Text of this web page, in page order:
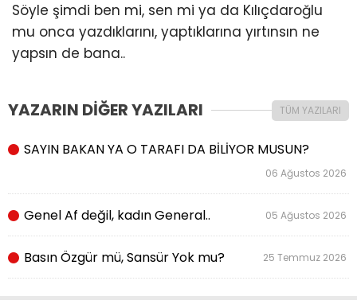
Söyle şimdi ben mi, sen mi ya da Kılıçdaroğlu
mu onca yazdıklarını, yaptıklarına yırtınsın ne
yapsın de bana..
YAZARIN DİĞER YAZILARI TÜM YAZILARI
SAYIN BAKAN YA O TARAFI DA BİLİYOR MUSUN?
06 Ağustos 2026
Genel Af değil, kadın General.. 05 Ağustos 2026
Basın Özgür mü, Sansür Yok mu? 25 Temmuz 2026